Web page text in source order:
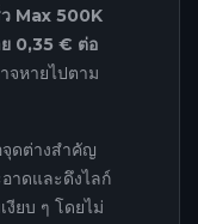
Max 500K
0,35 € ต่อ
จหายไปตาม
ดต่างสำคัญ
าดและดึงไลก์
ยบ ๆ โดยไม่